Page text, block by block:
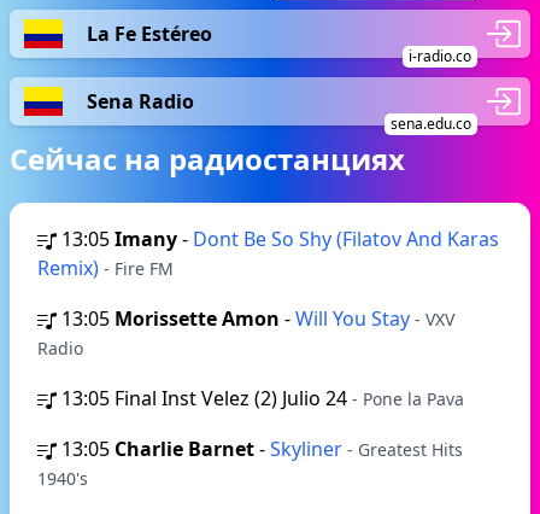
La Fe Estéreo
i-radio.co
Sena Radio
sena.edu.co
Сейчас на радиостанциях
13:05Imany- Dont Be So Shy (Filatov And Karas
Remix) - Fire FM
13:05 Morissette Amon -Will You Stay - VXV
Radio
13:05 Final Inst Velez (2) Julio 24 - Pone la Pava
13:05 Charlie Barnet-Skyliner - Greatest Hits
1940's